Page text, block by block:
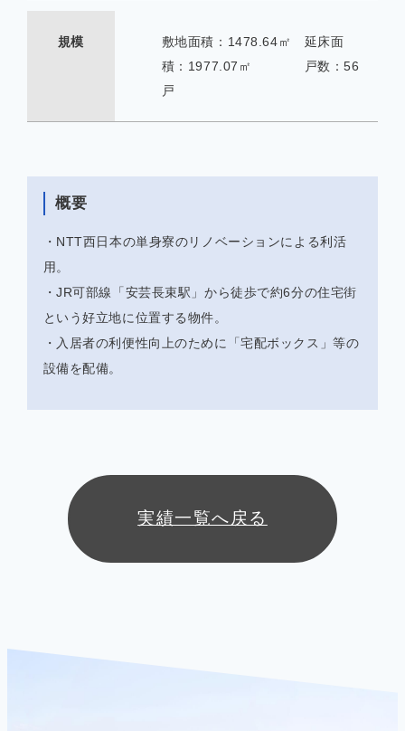
規模
敷地面積：1478.64㎡ 延床面
積：1977.07㎡ 戸数：56
戸
概要
・NTT西日本の単身寮のリノベーションによる利活
用。
・JR可部線「安芸長束駅」から徒歩で約6分の住宅街
という好立地に位置する物件。
・入居者の利便性向上のために「宅配ボックス」等の
設備を配備。
実績一覧へ戻る